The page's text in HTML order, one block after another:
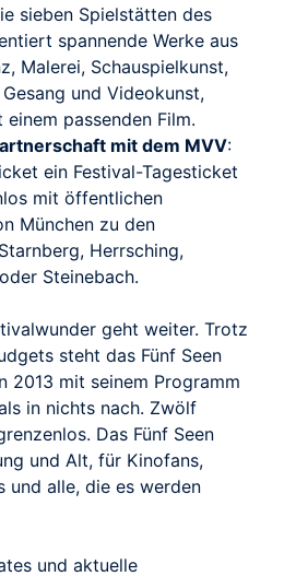
sieben Spielstätten des
spannende Werke aus
Malerei, Schauspielkunst,
und Videokunst,
passenden Film.
mit dem MVV:
ein Festival-Tagesticket
mit öffentlichen
München zu den
Herrsching,
Steinebach.
geht weiter. Trotz
steht das Fünf Seen
2013 mit seinem Programm
in nichts nach. Zwölf
Das Fünf Seen
und Alt, für Kinofans,
und alle, die es werden
und aktuelle